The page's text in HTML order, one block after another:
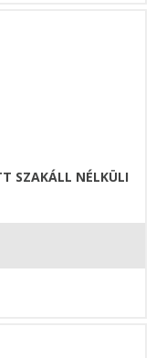
SZAKÁLL NÉLKÜLI